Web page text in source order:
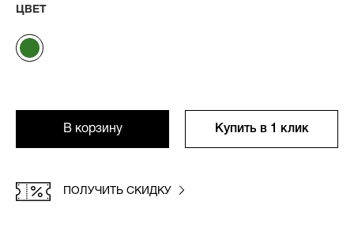
ЦВЕТ
В корзину Купить в 1 клик
ПОЛУЧИТЬ СКИДКУ